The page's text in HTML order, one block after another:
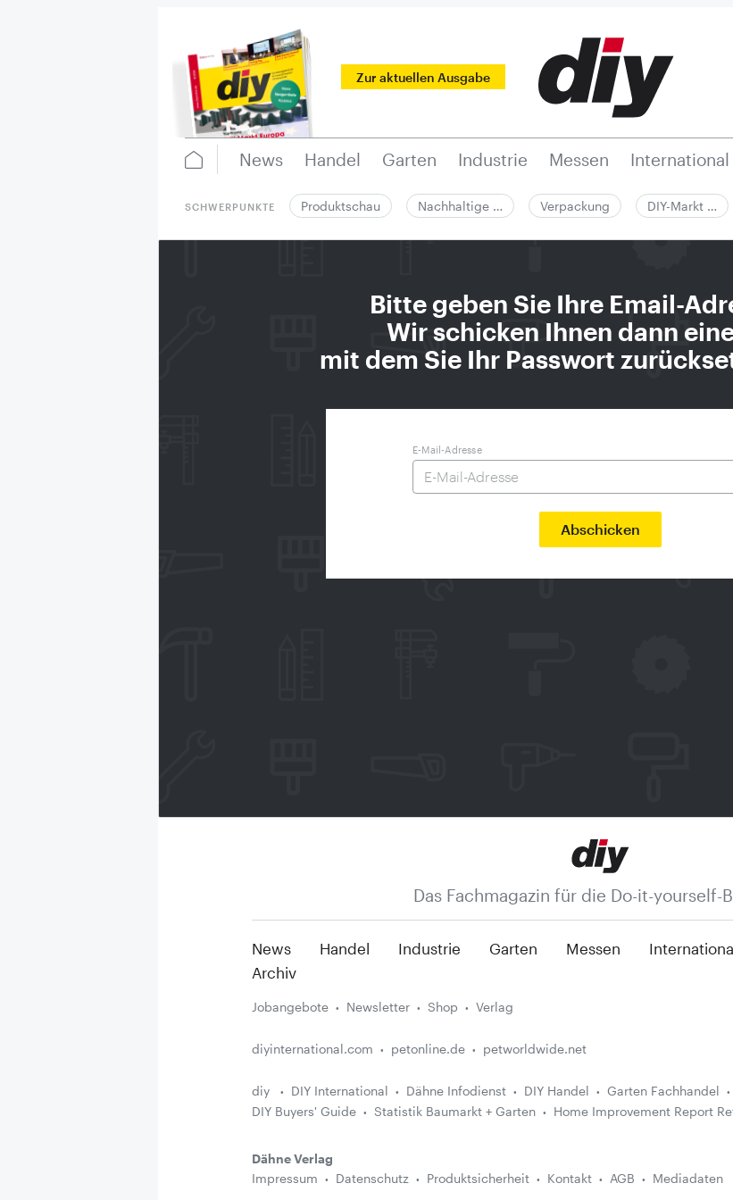
Zur aktuellen Ausgabe
News Handel Garten Industrie Messen International
SCHWERPUNKTE Produktschau Nachhaltige … Verpackung DIY-Markt …
Bitte geben Sie Ihre Email-
Wir schicken Ihnen dann
mit dem Sie Ihr Passwort
E-Mail-Adresse
Das Fachmagazin für die Do-it-yourself-
News Handel Industrie Garten Messen
Archiv
Jobangebote Newsletter Shop Verlag
diyinternational.com petonline.de petworldwide.net
diy DIY International Dähne Infodienst DIY Handel Garten Fachhandel
DIY Buyers' Guide
Statistik Baumarkt + Garten Home Improvement Report
Dähne Verlag
Impressum
Datenschutz Produktsicherheit Kontakt AGB Mediadaten